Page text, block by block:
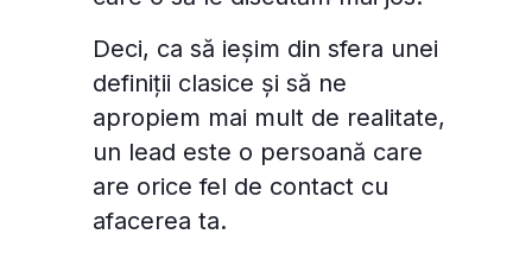
Deci, ca să ieșim din sfera unei
definiții clasice și să ne
apropiem mai mult de realitate,
un lead este o persoană care
are orice fel de contact cu
afacerea ta.